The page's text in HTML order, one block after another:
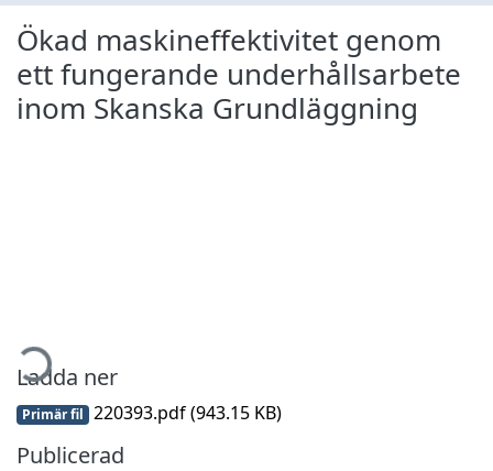
Ökad maskineffektivitet genom
ett fungerande underhållsarbete
inom Skanska Grundläggning
Ladda ner
Primär fil 220393.pdf(943.15 KB)
Publicerad